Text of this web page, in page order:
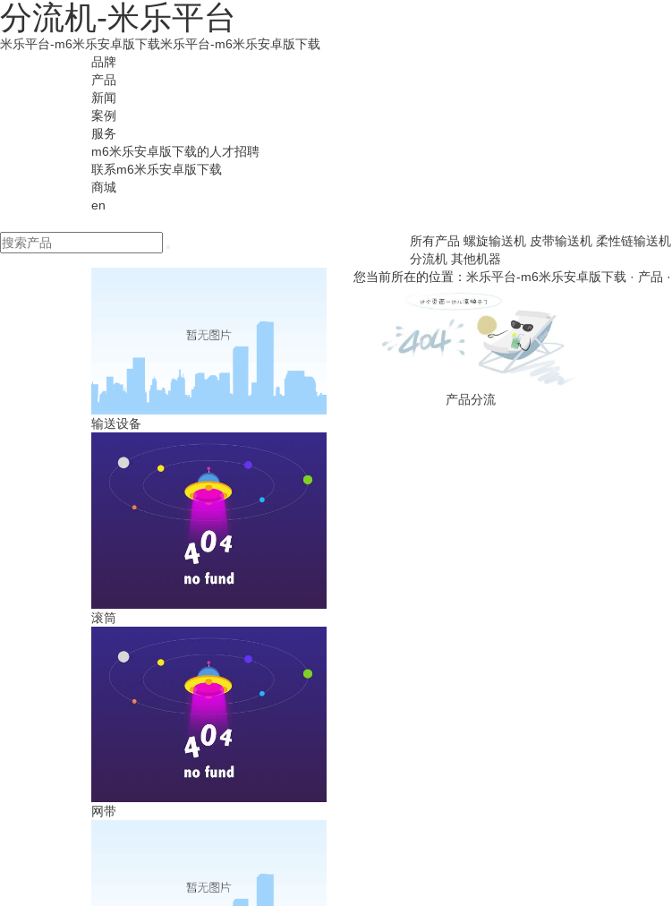
分流机-米乐平台
米乐平台-m6米乐安卓版下载米乐平台-m6米乐安卓版下载
品牌
产品
新闻
案例
服务
m6米乐安卓版下载的人才招聘
联系m6米乐安卓版下载
商城
en
所有产品 螺旋输送机 皮带输送机 柔性链输送机
分流机 其他机器
输送设备
滚筒
网带
您当前所在的位置： 米乐平台-m6米乐安卓版下载 · 产品 ·
产品分流